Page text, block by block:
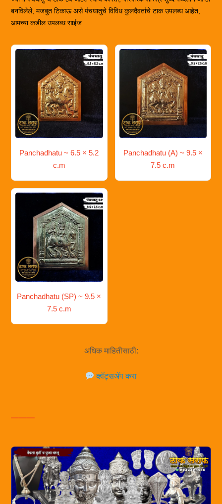
बनविलेले, मजबुत टिकाऊ असे पंचधातुचे विविध कुलदैवतांचे टाक उपलब्ध आहेत,
आमच्या कडील उपलब्ध साईज
Panchadhatu ~ 6.5 × 5.2
c.m
Panchadhatu (A) ~ 9.5 ×
7.5 c.m
Panchadhatu (SP) ~ 9.5 ×
7.5 c.m
अधिक माहितीसाठी:
व्हॉट्सॲप करा